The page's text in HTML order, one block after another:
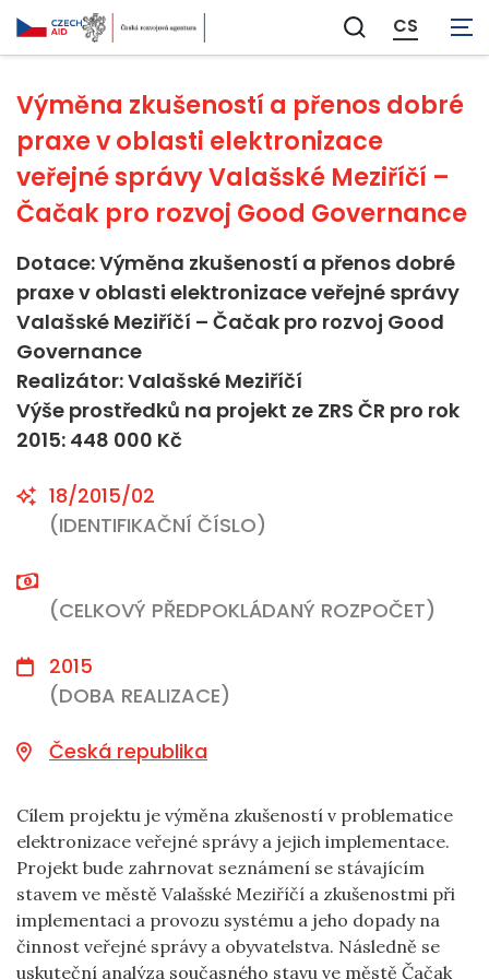
Zobrazit
vyhledávání
CS
Neaplikovatelné
Výměna zkušeností a přenos dobré
praxe v oblasti elektronizace
veřejné správy Valašské Meziříčí –
Čačak pro rozvoj Good Governance
Dotace: Výměna zkušeností a přenos dobré
praxe v oblasti elektronizace veřejné správy
Valašské Meziříčí – Čačak pro rozvoj Good
Governance
Realizátor: Valašské Meziříčí
Výše prostředků na projekt ze ZRS ČR pro rok
2015: 448 000 Kč
18/2015/02
(IDENTIFIKAČNÍ ČÍSLO)
(CELKOVÝ PŘEDPOKLÁDANÝ ROZPOČET)
2015
(DOBA REALIZACE)
Česká republika
Cílem projektu je výměna zkušeností v problematice
elektronizace veřejné správy a jejich implementace.
Projekt bude zahrnovat seznámení se stávajícím
stavem ve městě Valašské Meziříčí a zkušenostmi při
implementaci a provozu systému a jeho dopady na
činnost veřejné správy a obyvatelstva. Následně se
uskuteční analýza současného stavu ve městě Čačak